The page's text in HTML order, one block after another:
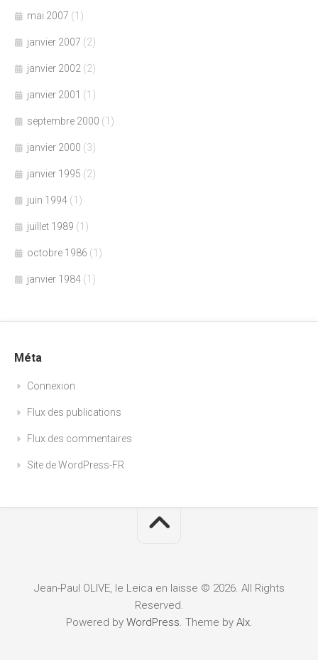
mai 2007 (1)
janvier 2007 (2)
janvier 2002 (2)
janvier 2001 (1)
septembre 2000 (1)
janvier 2000 (3)
janvier 1995 (2)
juin 1994 (1)
juillet 1989 (1)
octobre 1986 (1)
janvier 1984 (1)
Méta
Connexion
Flux des publications
Flux des commentaires
Site de WordPress-FR
Jean-Paul OLIVE, le Leica en laisse © 2026. All Rights
Reserved.
Powered by WordPress. Theme by Alx.